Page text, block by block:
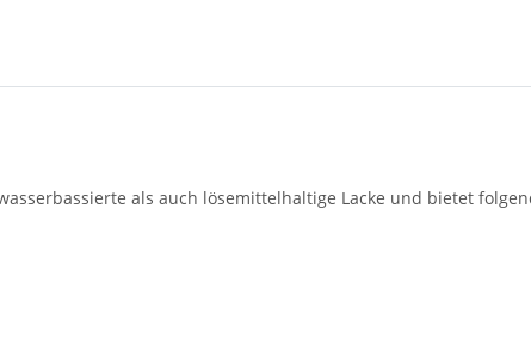
als auch lösemittelhaltige Lacke und bietet